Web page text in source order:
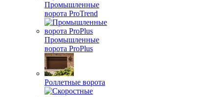
Промышленные
ворота ProTrend
Промышленные
ворота ProPlus
Роллетные ворота